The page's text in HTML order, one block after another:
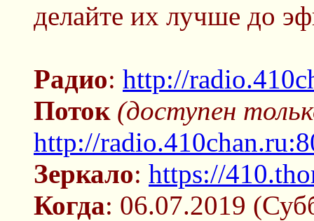
делайте их лучше до
Радио: http://
Поток (доступен
http://
Зеркало: https://
Когда: 06.07.2019